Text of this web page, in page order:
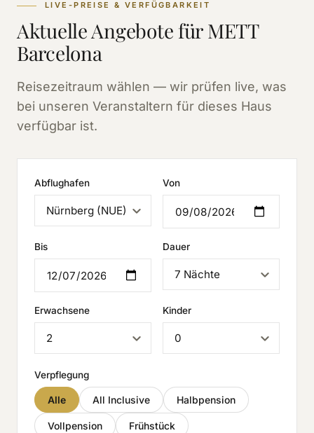
LIVE-PREISE & VERFÜGBARKEIT
Aktuelle Angebote für METT
Barcelona
Reisezeitraum wählen — wir prüfen live, was
bei unseren Veranstaltern für dieses Haus
verfügbar ist.
Abflughafen Von
Bis Dauer
Erwachsene Kinder
Verpflegung
Alle All Inclusive Halbpension
Vollpension Frühstück